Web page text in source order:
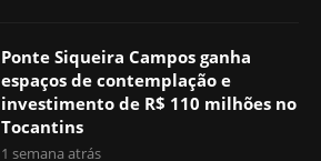
Ponte Siqueira Campos ganha
espaços de contemplação e
investimento de R$ 110 milhões no
Tocantins
1 semana atrás